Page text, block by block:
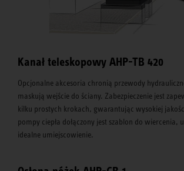
Kanał teleskopowy AHP-TB 420
Opcjonalne akcesoria chronią przewody
maskują wejście do ściany. Zabezpieczenie jest
kilku prostych krokach, gwarantując wysokiej
pompy ciepła dołączony jest szablon do wiercenia,
idealne umiejscowienie.